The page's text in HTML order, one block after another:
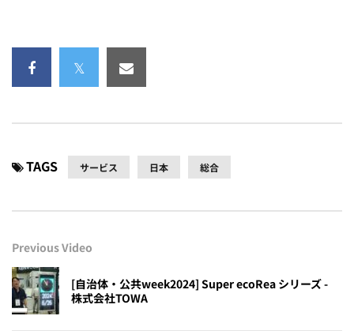
TAGS サービス 日本 総合
Previous Video
[自治体・公共week2024] Super ecoRea シリーズ -
株式会社TOWA